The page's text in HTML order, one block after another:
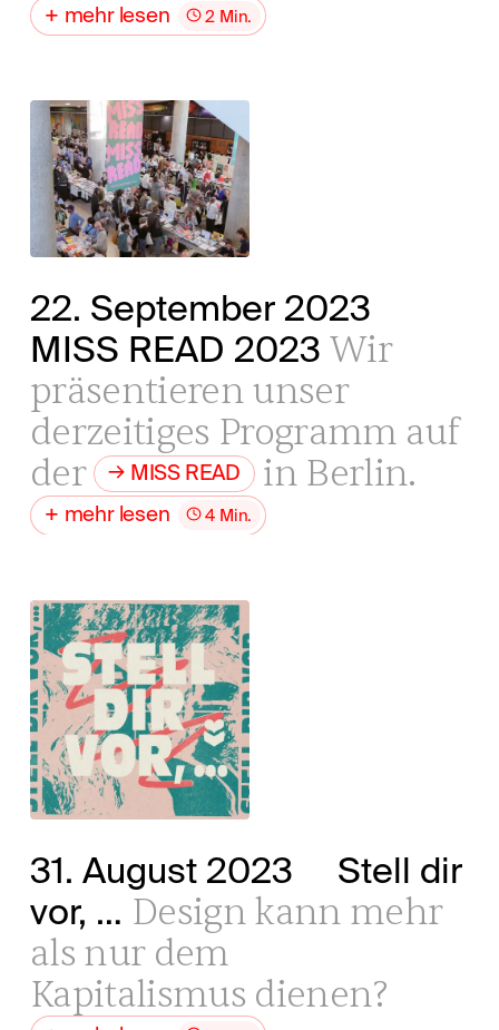
mehr lesen 2 Min.
22. September 2023
MISS READ 2023 Wir
präsentieren unser
derzeitiges Programm auf
der
MISS READ in Berlin.
mehr lesen 4 Min.
31. August 2023
Stell dir
vor, … Design kann mehr
als nur dem
Kapitalismus dienen?